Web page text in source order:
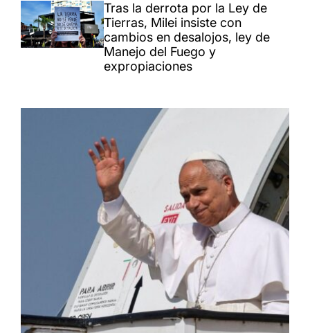
Tras la derrota por la Ley de
Tierras, Milei insiste con
cambios en desalojos, ley de
Manejo del Fuego y
expropiaciones